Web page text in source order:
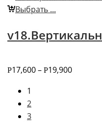
Выбрать ...
Р17,600– Р19,900
1
2
3